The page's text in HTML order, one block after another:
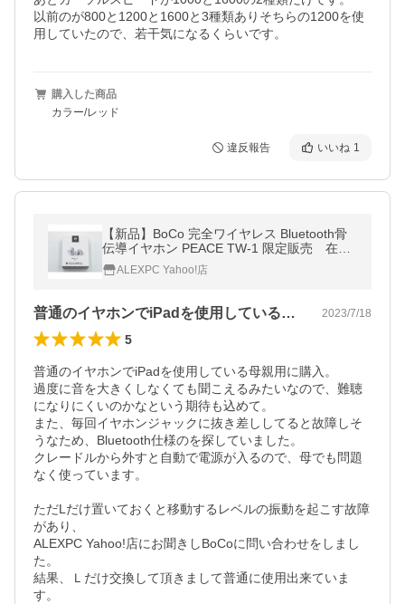
以前のが800と1200と1600と3種類ありそちらの1200を使
用していたので、若干気になるくらいです。
購入した商品
カラー/レッド
違反報告 いいね 1
【新品】BoCo 完全ワイヤレス Bluetooth骨
伝導イヤホン PEACE TW-1 限定販売 在庫
限り【色ムラあり、外観保証なし】
ALEXPC Yahoo!店
普通のイヤホンでiPadを使用している… 2023/7/18
5
普通のイヤホンでiPadを使用している母親用に購入。
過度に音を大きくしなくても聞こえるみたいなので、難聴
になりにくいのかなという期待も込めて。
また、毎回イヤホンジャックに抜き差ししてると故障しそ
うなため、Bluetooth仕様のを探していました。
クレードルから外すと自動で電源が入るので、母でも問題
なく使っています。
ただLだけ置いておくと移動するレベルの振動を起こす故障
があり、
ALEXPC Yahoo!店にお聞きしBoCoに問い合わせをしまし
た。
結果、Ｌだけ交換して頂きまして普通に使用出来ていま
す。